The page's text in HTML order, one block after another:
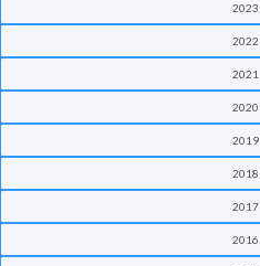
2023
2022
2021
2020
2019
2018
2017
2016